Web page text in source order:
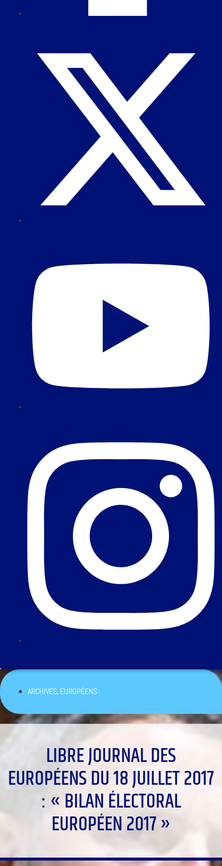
ARCHIVES,EUROPÉENS
LIBRE JOURNAL DES
EUROPÉENS DU 18 JUILLET 2017
: « BILAN ÉLECTORAL
EUROPÉEN 2017 »